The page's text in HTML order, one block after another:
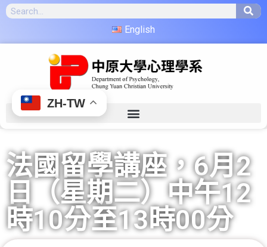
English
法國留學講座，6月2
日（星期二）中午12
時10分至13時00分
ZH-TW